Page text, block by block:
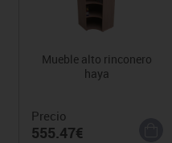
Mueble alto rinconero
haya
Precio
555.47€